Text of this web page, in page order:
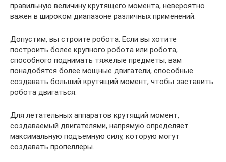
правильную величину крутящего момента, невероятно
важен в широком диапазоне различных применений.
Допустим, вы строите робота. Если вы хотите
построить более крупного робота или робота,
способного поднимать тяжелые предметы, вам
понадобятся более мощные двигатели, способные
создавать больший крутящий момент, чтобы заставить
робота двигаться.
Для летательных аппаратов крутящий момент,
создаваемый двигателями, напрямую определяет
максимальную подъемную силу, которую могут
создавать пропеллеры.